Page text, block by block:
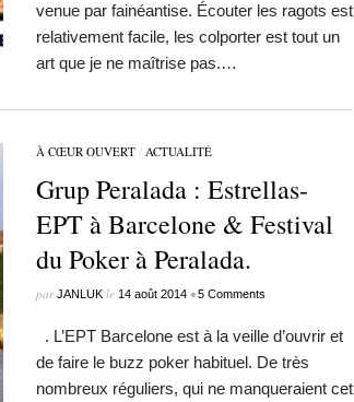
venue par fainéantise. Écouter les ragots est
relativement facile, les colporter est tout un
art que je ne maîtrise pas.…
À CŒUR OUVERT/ ACTUALITÉ
Grup Peralada : Estrellas-
EPT à Barcelone & Festival
du Poker à Peralada.
parJANLUKle 14 août 2014 •5 Comments
. L’EPT Barcelone est à la veille d’ouvrir et
de faire le buzz poker habituel. De très
nombreux réguliers, qui ne manqueraient cet